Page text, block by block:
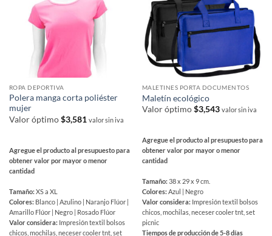
ROPA DEPORTIVA
Polera manga corta poliéster
mujer
Valor óptimo$3,581 valor sin iva
Agregue el producto al presupuesto para
obtener valor por mayor o menor
cantidad
Tamaño:XS a XL
Colores: Blanco | Azulino | Naranjo Flúor |
Amarillo Flúor | Negro | Rosado Flúor
Valor considera: Impresión textil bolsos
chicos, mochilas, neceser cooler tnt, set
MALETINES PORTA DOCUMENTOS
Maletín ecológico
Valor óptimo$3,543 valor sin iva
Agregue el producto al presupuesto para
obtener valor por mayor o menor
cantidad
Tamaño:38 x 29 x 9 cm.
Colores:Azul | Negro
Valor considera: Impresión textil bolsos
chicos, mochilas, neceser cooler tnt, set
picnic
Tiempos de producción de 5-8 días